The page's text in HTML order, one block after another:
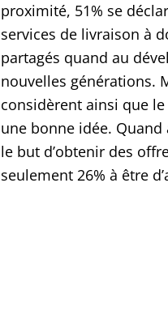
proximité, 51% se
services de livraison à
partagés quand au
nouvelles générations.
considèrent ainsi que
une bonne idée.
le but d’obtenir des
seulement 26% à être